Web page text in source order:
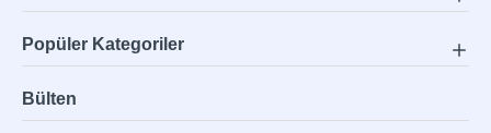
Popüler Kategoriler
Bülten